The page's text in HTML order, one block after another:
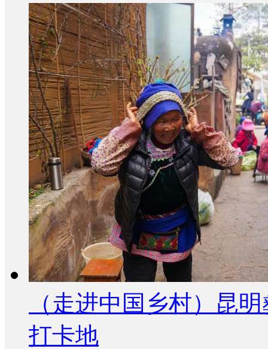
（走进中国乡村）昆
打卡地